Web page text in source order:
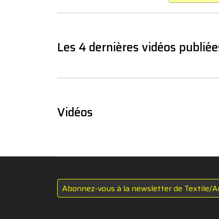
Les 4 dernières vidéos
Vidéos
Abonnez-vous à la newsletter de Textile/